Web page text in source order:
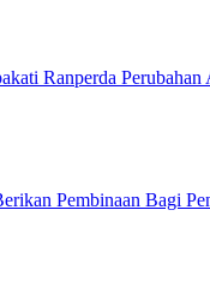
Ranperda
Pembinaan Bagi